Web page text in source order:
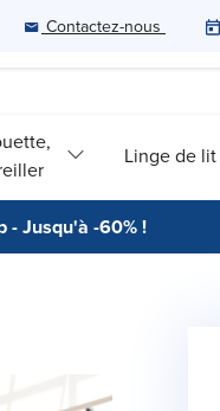
Contactez-nous
Linge de lit
- Jusqu'à -60% !